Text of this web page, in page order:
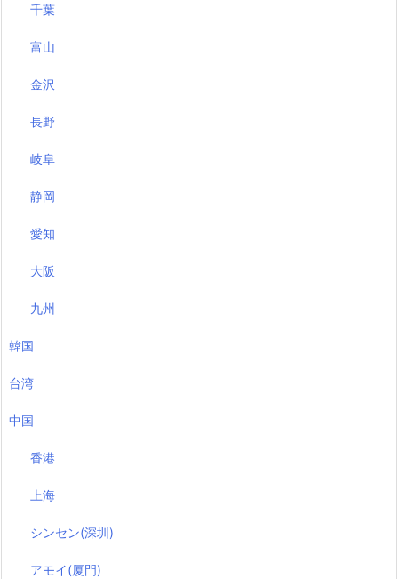
千葉
富山
金沢
長野
岐阜
静岡
愛知
大阪
九州
韓国
台湾
中国
香港
上海
シンセン(深圳)
アモイ(厦門)